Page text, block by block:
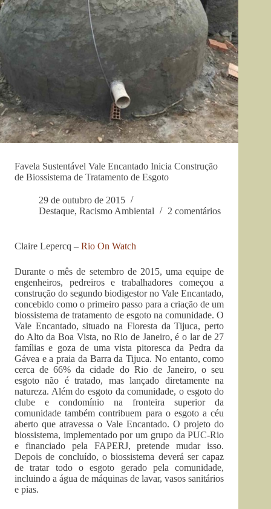
Favela Sustentável Vale Encantado Inicia Construção
de Biossistema de Tratamento de Esgoto
29 de outubro de 2015
Destaque, Racismo Ambiental 2 comentários
Claire Lepercq – Rio On Watch
Durante o mês de setembro de 2015, uma equipe de
engenheiros, pedreiros e trabalhadores começou a
construção do segundo biodigestor no Vale Encantado,
concebido como o primeiro passo para a criação de um
biossistema de tratamento de esgoto na comunidade. O
Vale Encantado, situado na Floresta da Tijuca, perto
do Alto da Boa Vista, no Rio de Janeiro, é o lar de 27
famílias e goza de uma vista pitoresca da Pedra da
Gávea e a praia da Barra da Tijuca. No entanto, como
cerca de 66% da cidade do Rio de Janeiro, o seu
esgoto não é tratado, mas lançado diretamente na
natureza. Além do esgoto da comunidade, o esgoto do
clube e condomínio na fronteira superior da
comunidade também contribuem para o esgoto a céu
aberto que atravessa o Vale Encantado. O projeto do
biossistema, implementado por um grupo da PUC-Rio
e financiado pela FAPERJ, pretende mudar isso.
Depois de concluído, o biossistema deverá ser capaz
de tratar todo o esgoto gerado pela comunidade,
incluindo a água de máquinas de lavar, vasos sanitários
e pias.